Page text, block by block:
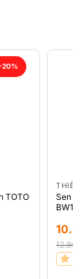
20%
TOTO
THIẾT
Sen
Giá
Giá